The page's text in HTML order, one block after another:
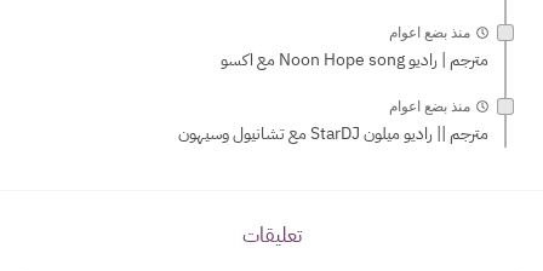
منذ بضع اعوام
مترجم | راديو Noon Hope song مع اكسو
منذ بضع اعوام
مترجم || راديو ميلون StarDJ مع تشانيول وسيهون
تعليقات